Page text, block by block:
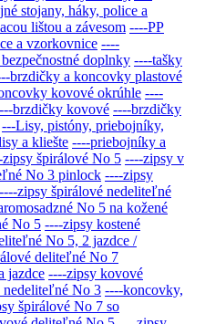
stojany, háky, police a
lištou a závesom ----PP
a vzorkovnice ----
doplnky ----tašky
brzdičky a koncovky plastové
kovové okrúhle ----
brzdičky kovové ----brzdičky
---Lisy, pistóny, priebojníky,
a kliešte ----priebojníky a
špirálové No 5 ----zipsy v
No 3 pinlock ----zipsy
----zipsy špirálové nedeliteľné
No 5 na kožené
No 5 ----zipsy kostené
No 5, 2 jazdce /
deliteľné No 7
jazdce ----zipsy kovové
No 3 ----koncovky,
špirálové No 7 so